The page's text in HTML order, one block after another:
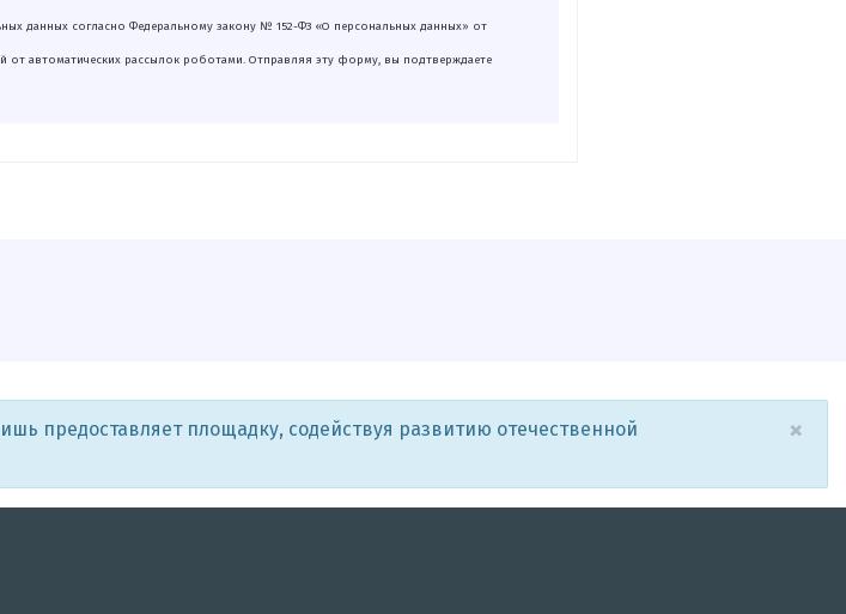
данных согласно Федеральному закону № 152-ФЗ «О персональных данных» от
от автоматических рассылок роботами. Отправляя эту форму, вы подтверждаете
×
предоставляет площадку, содействуя развитию отечественной